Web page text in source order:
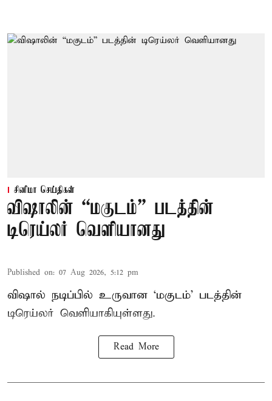
சினிமா செய்திகள்
விஷாலின் “மகுடம்” படத்தின்
டிரெய்லர் வெளியானது
Published on: 07 Aug 2026, 5:12 pm
விஷால் நடிப்பில் உருவான ‘மகுடம்’ படத்தின்
டிரெய்லர் வெளியாகியுள்ளது.
Read More